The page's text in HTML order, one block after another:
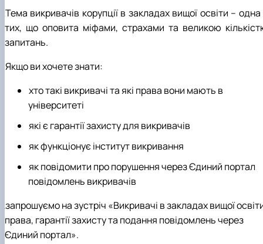
Тема викривачів корупції в закладах вищої освіти – одна
тих, що оповита міфами, страхами та великою
запитань.
Якщо ви хочете знати:
хто такі викривачі та які права вони мають в
університеті
які є гарантії захисту для викривачів
як функціонує інститут викривання
як повідомити про порушення через Єдиний портал
повідомлень викривачів
запрошуємо на зустріч «Викривачі в закладах вищої
права, гарантії захисту та подання повідомлень через
Єдиний портал».